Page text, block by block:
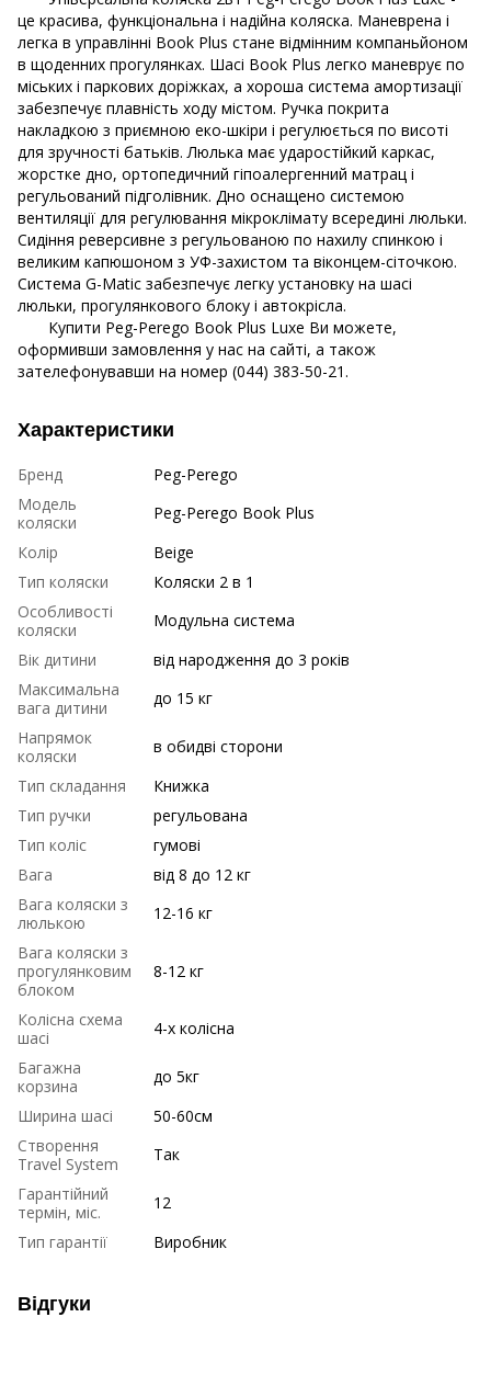
це красива, функціональна і надійна коляска. Маневрена і
легка в управлінні Book Plus стане відмінним компаньйоном
в щоденних прогулянках. Шасі Book Plus легко маневрує по
міських і паркових доріжках, а хороша система амортизації
забезпечує плавність ходу містом. Ручка покрита
накладкою з приємною еко-шкіри і регулюється по висоті
для зручності батьків. Люлька має ударостійкий каркас,
жорстке дно, ортопедичний гіпоалергенний матрац і
регульований підголівник. Дно оснащено системою
вентиляції для регулювання мікроклімату всередині люльки.
Сидіння реверсивне з регульованою по нахилу спинкою і
великим капюшоном з УФ-захистом та віконцем-сіточкою.
Система G-Matic забезпечує легку установку на шасі
люльки, прогулянкового блоку і автокрісла.
Купити Peg-Perego Book Plus Luxe Ви можете,
оформивши замовлення у нас на сайті, а також
зателефонувавши на номер (044) 383-50-21.
Характеристики
Бренд
Peg-Perego
Модель
коляски
Peg-Perego Book Plus
Колір
Beige
Тип коляски
Коляски 2 в 1
Особливості
коляски
Модульна система
Вік дитини
від народження до 3 років
Максимальна
вага дитини
до 15 кг
Напрямок
коляски
в обидві сторони
Тип складання
Книжка
Тип ручки
регульована
Тип коліс
гумові
Вага
від 8 до 12 кг
Вага коляски з
люлькою
12-16 кг
Вага коляски з
прогулянковим
блоком
8-12 кг
Колісна схема
шасі
4-х колісна
Багажна
корзина
до 5кг
Ширина шасі
50-60см
Створення
Travel System
Так
Гарантійний
термін, міс.
12
Тип гарантії
Виробник
Відгуки